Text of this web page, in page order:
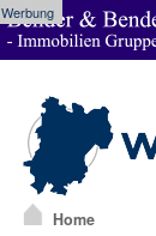
Werbung
Home